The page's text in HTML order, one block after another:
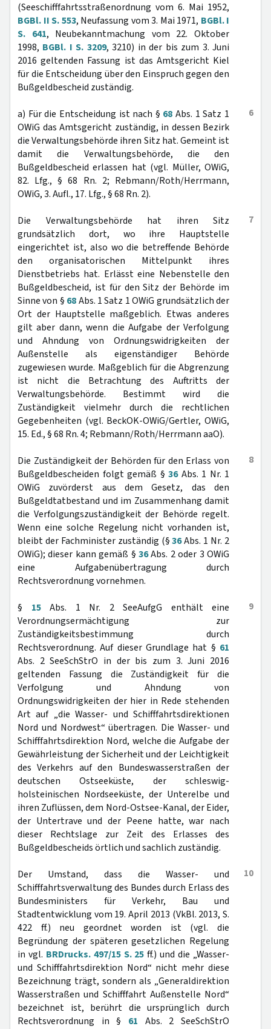
(Seeschifffahrtsstraßenordnung vom 6. Mai 1952,
BGBl. II S. 553, Neufassung vom 3. Mai 1971, BGBl. I
S. 641, Neubekanntmachung vom 22. Oktober
1998, BGBl. I S. 3209, 3210) in der bis zum 3. Juni
2016 geltenden Fassung ist das Amtsgericht Kiel
für die Entscheidung über den Einspruch gegen den
Bußgeldbescheid zuständig.
6
a) Für die Entscheidung ist nach § 68 Abs. 1 Satz 1
OWiG das Amtsgericht zuständig, in dessen Bezirk
die Verwaltungsbehörde ihren Sitz hat. Gemeint ist
damit die Verwaltungsbehörde, die den
Bußgeldbescheid erlassen hat (vgl. Müller, OWiG,
82. Lfg., § 68 Rn. 2; Rebmann/Roth/Herrmann,
OWiG, 3. Aufl., 17. Lfg., § 68 Rn. 2).
7
Die Verwaltungsbehörde hat ihren Sitz
grundsätzlich dort, wo ihre Hauptstelle
eingerichtet ist, also wo die betreffende Behörde
den organisatorischen Mittelpunkt ihres
Dienstbetriebs hat. Erlässt eine Nebenstelle den
Bußgeldbescheid, ist für den Sitz der Behörde im
Sinne von § 68Abs. 1 Satz 1 OWiG grundsätzlich der
Ort der Hauptstelle maßgeblich. Etwas anderes
gilt aber dann, wenn die Aufgabe der Verfolgung
und Ahndung von Ordnungswidrigkeiten der
Außenstelle als eigenständiger Behörde
zugewiesen wurde. Maßgeblich für die Abgrenzung
ist nicht die Betrachtung des Auftritts der
Verwaltungsbehörde. Bestimmt wird die
Zuständigkeit vielmehr durch die rechtlichen
Gegebenheiten (vgl. BeckOK-OWiG/Gertler, OWiG,
15. Ed., § 68 Rn. 4; Rebmann/Roth/Herrmann aaO).
8
Die Zuständigkeit der Behörden für den Erlass von
Bußgeldbescheiden folgt gemäß § 36Abs. 1 Nr. 1
OWiG zuvörderst aus dem Gesetz, das den
Bußgeldtatbestand und im Zusammenhang damit
die Verfolgungszuständigkeit der Behörde regelt.
Wenn eine solche Regelung nicht vorhanden ist,
bleibt der Fachminister zuständig (§36Abs. 1 Nr. 2
OWiG); dieser kann gemäß § 36Abs. 2 oder 3 OWiG
eine Aufgabenübertragung durch
Rechtsverordnung vornehmen.
9
§ 15Abs. 1 Nr. 2 SeeAufgG enthält eine
Verordnungsermächtigung zur
Zuständigkeitsbestimmung durch
Rechtsverordnung. Auf dieser Grundlage hat § 61
Abs. 2 SeeSchStrO in der bis zum 3. Juni 2016
geltenden Fassung die Zuständigkeit für die
Verfolgung und Ahndung von
Ordnungswidrigkeiten der hier in Rede stehenden
Art auf „die Wasser- und Schifffahrtsdirektionen
Nord und Nordwest“ übertragen. Die Wasser- und
Schifffahrtsdirektion Nord, welche die Aufgabe der
Gewährleistung der Sicherheit und der Leichtigkeit
des Verkehrs auf den Bundeswasserstraßen der
deutschen Ostseeküste, der schleswig-
holsteinischen Nordseeküste, der Unterelbe und
ihren Zuflüssen, dem Nord-Ostsee-Kanal, der Eider,
der Untertrave und der Peene hatte, war nach
dieser Rechtslage zur Zeit des Erlasses des
Bußgeldbescheids örtlich und sachlich zuständig.
10
Der Umstand, dass die Wasser- und
Schifffahrtsverwaltung des Bundes durch Erlass des
Bundesministers für Verkehr, Bau und
Stadtentwicklung vom 19. April 2013 (VkBl. 2013, S.
422 ff.) neu geordnet worden ist (vgl. die
Begründung der späteren gesetzlichen Regelung
in vgl. BRDrucks. 497/15 S. 25 ff.) und die „Wasser-
und Schifffahrtsdirektion Nord“ nicht mehr diese
Bezeichnung trägt, sondern als „Generaldirektion
Wasserstraßen und Schifffahrt Außenstelle Nord“
bezeichnet ist, berührt die ursprünglich durch
Rechtsverordnung in § 61 Abs. 2 SeeSchStrO